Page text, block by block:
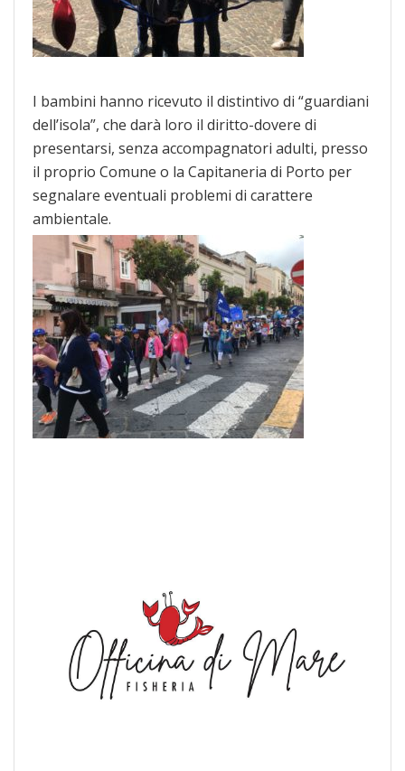
I bambini hanno ricevuto il distintivo di “guardiani
dell’isola”, che darà loro il diritto-dovere di
presentarsi, senza accompagnatori adulti, presso
il proprio Comune o la Capitaneria di Porto per
segnalare eventuali problemi di carattere
ambientale.